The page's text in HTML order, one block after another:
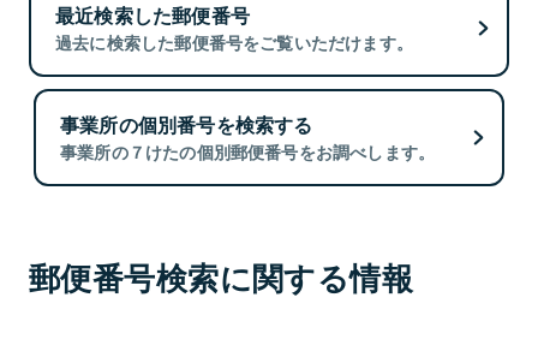
最近検索した郵便番号
過去に検索した郵便番号をご覧いただけます。
事業所の個別番号を検索する
事業所の７けたの個別郵便番号をお調べします。
郵便番号検索に関する情報